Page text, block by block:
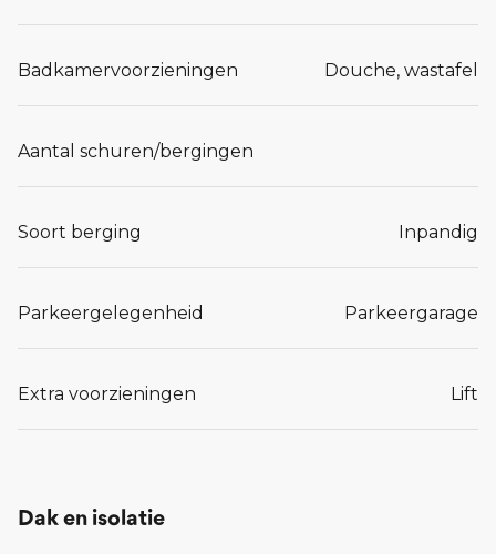
Badkamervoorzieningen Douche, wastafel
Aantal schuren/bergingen
Soort berging Inpandig
Parkeergelegenheid Parkeergarage
Extra voorzieningen Lift
Dak en isolatie